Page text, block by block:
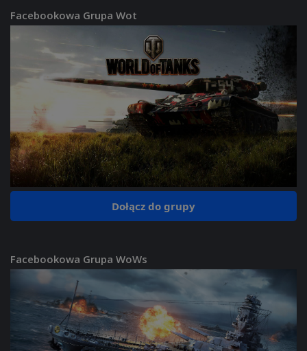
Facebookowa Grupa Wot
Dołącz do grupy
Facebookowa Grupa WoWs